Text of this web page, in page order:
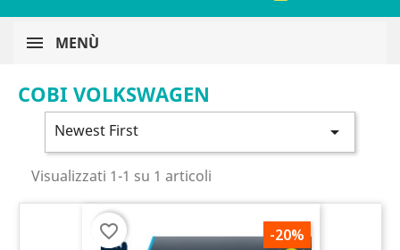
MENÙ
COBI VOLKSWAGEN
Newest First 
Visualizzati 1-1 su 1 articoli
-20%
favorite_border